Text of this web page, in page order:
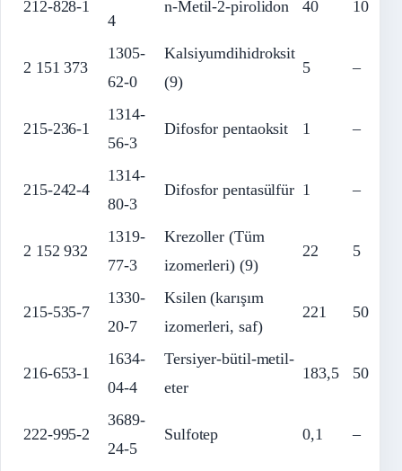
212-828-1
4
n-Metil-2-pirolidon 40 10
2 151 373
1305-
62-0
Kalsiyumdihidroksit
(9)
5 –
215-236-1
1314-
56-3
Difosfor pentaoksit 1 –
215-242-4
1314-
80-3
Difosfor pentasülfür 1 –
2 152 932
1319-
77-3
Krezoller (Tüm
izomerleri) (9)
22 5
215-535-7
1330-
20-7
Ksilen (karışım
izomerleri, saf)
221 50
216-653-1
1634-
04-4
Tersiyer-bütil-metil-
eter
183,5 50
222-995-2
3689-
24-5
Sulfotep 0,1 –